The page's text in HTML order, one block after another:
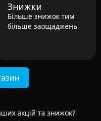
Знижки
Більше знижок тим
більше заощаджень
акцій та знижок?